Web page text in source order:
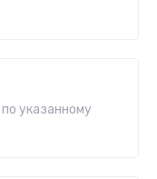
указанному